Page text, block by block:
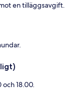
en tilläggsavgift.
och 18.00.